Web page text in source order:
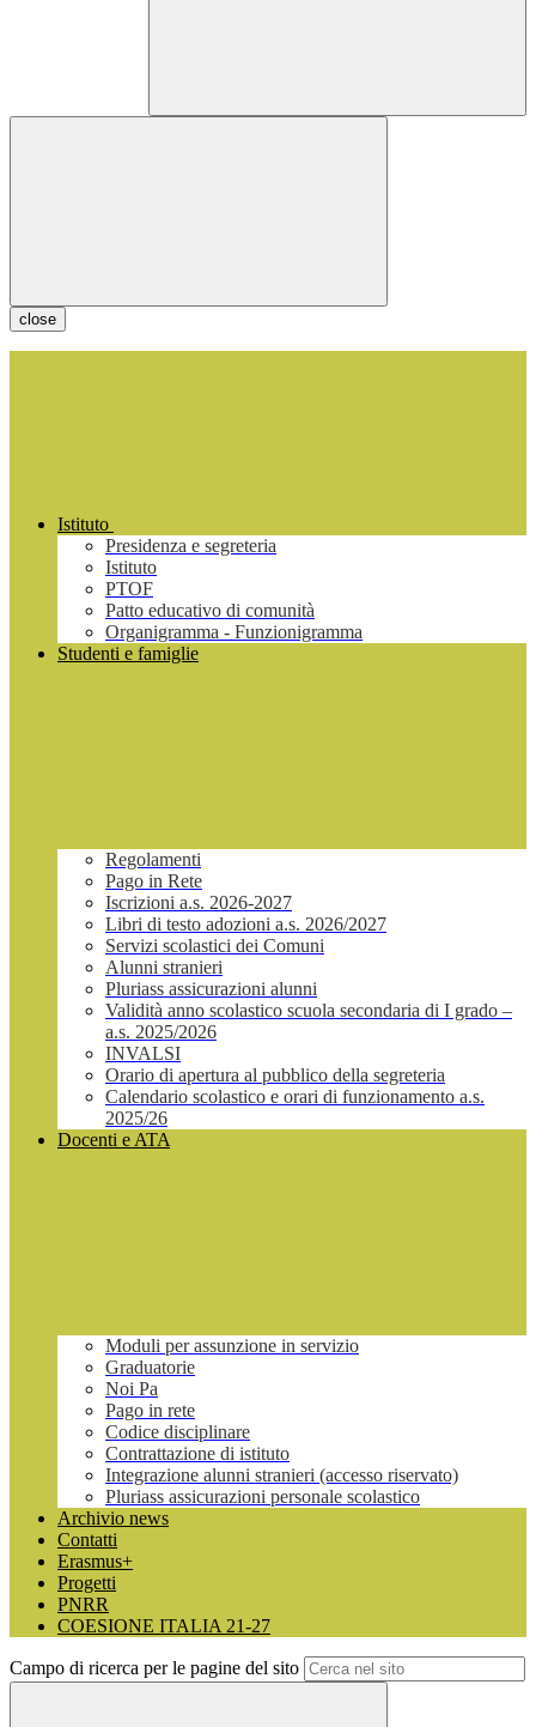
close
Istituto
Presidenza e segreteria
Istituto
PTOF
Patto educativo di comunità
Organigramma - Funzionigramma
Studenti e famiglie
Regolamenti
Pago in Rete
Iscrizioni a.s. 2026-2027
Libri di testo adozioni a.s. 2026/2027
Servizi scolastici dei Comuni
Alunni stranieri
Pluriass assicurazioni alunni
Validità anno scolastico scuola secondaria di I grado –
a.s. 2025/2026
INVALSI
Orario di apertura al pubblico della segreteria
Calendario scolastico e orari di funzionamento a.s.
2025/26
Docenti e ATA
Moduli per assunzione in servizio
Graduatorie
Noi Pa
Pago in rete
Codice disciplinare
Contrattazione di istituto
Integrazione alunni stranieri (accesso riservato)
Pluriass assicurazioni personale scolastico
Archivio news
Contatti
Erasmus+
Progetti
PNRR
COESIONE ITALIA 21-27
Campo di ricerca per le pagine del sito